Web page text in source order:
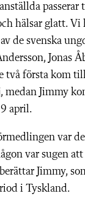
passerar
hälsar glatt. Vi
de svenska
Jonas
två första kom
medan Jimmy
april.
var
var sugen
Jimmy,
i Tyskland.